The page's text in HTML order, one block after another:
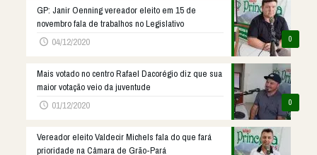
0
GP: Janir Oenning vereador eleito em 15 de
novembro fala de trabalhos no Legislativo
04/12/2020
0
Mais votado no centro Rafael Dacorégio diz que sua
maior votação veio da juventude
01/12/2020
Vereador eleito Valdecir Michels fala do que fará
prioridade na Câmara de Grão-Pará